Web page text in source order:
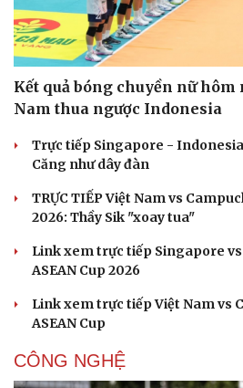
Cải chính
Kết quả bóng chuyền nữ hôm
Nam thua ngược Indonesia
Trực tiếp Singapore - Indonesia
Căng như dây đàn
TRỰC TIẾP Việt Nam vs
2026: Thầy Sik "xoay tua"
Link xem trực tiếp Singapore
ASEAN Cup 2026
Link xem trực tiếp Việt Nam vs
ASEAN Cup
CÔNG NGHỆ